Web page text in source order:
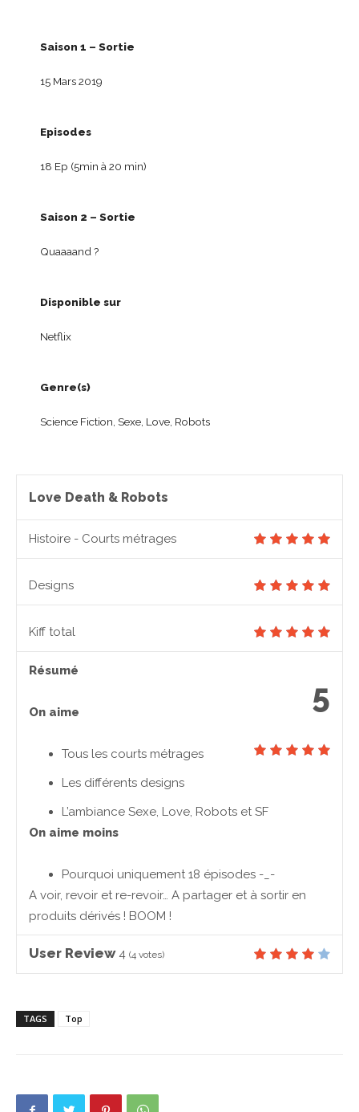
Saison 1 – Sortie
15 Mars 2019
Episodes
18 Ep (5min à 20 min)
Saison 2 – Sortie
Quaaaand ?
Disponible sur
Netflix
Genre(s)
Science Fiction, Sexe, Love, Robots
Love Death & Robots
Histoire - Courts métrages
Designs
Kiff total
5
Résumé
On aime
Tous les courts métrages
Les différents designs
L’ambiance Sexe, Love, Robots et SF
On aime moins
Pourquoi uniquement 18 épisodes -_-
A voir, revoir et re-revoir… A partager et à sortir en
produits dérivés ! BOOM !
User Review 4 (4 votes)
TAGS Top